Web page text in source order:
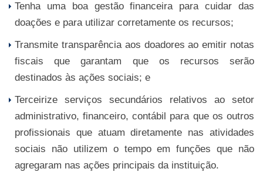
Tenha uma boa gestão financeira para cuidar das
doações e para utilizar corretamente os recursos;
Transmite transparência aos doadores ao emitir notas
fiscais que garantam que os recursos serão
destinados às ações sociais; e
Terceirize serviços secundários relativos ao setor
administrativo, financeiro, contábil para que os outros
profissionais que atuam diretamente nas atividades
sociais não utilizem o tempo em funções que não
agregaram nas ações principais da instituição.